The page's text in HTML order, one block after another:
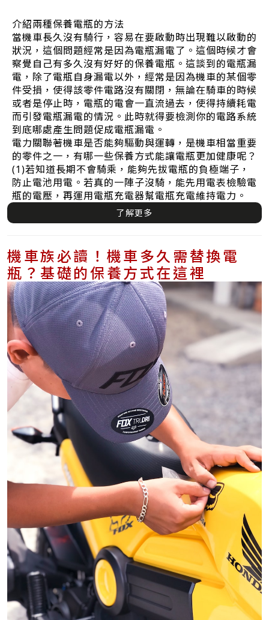
介紹兩種保養電瓶的方法
當機車長久沒有騎行，容易在要啟動時出現難以啟動的
狀況，這個問題經常是因為電瓶漏電了。這個時候才會
察覺自己有多久沒有好好的保養電瓶。這談到的電瓶漏
電，除了電瓶自身漏電以外，經常是因為機車的某個零
件受損，使得該零件電路沒有關閉，無論在騎車的時候
或者是停止時，電瓶的電會一直流過去，使得持續耗電
而引發電瓶漏電的情況。此時就得要檢測你的電路系統
到底哪處產生問題促成電瓶漏電。
電力關聯著機車是否能夠驅動與運轉，是機車相當重要
的零件之一，有哪一些保養方式能讓電瓶更加健康呢？
(1)若知道長期不會騎乘，能夠先拔電瓶的負極端子，
防止電池用電。若真的一陣子沒騎，能先用電表檢驗電
瓶的電壓，再運用電瓶充電器幫電瓶充電維持電力。
了解更多
機車族必讀！機車多久需替換電
瓶？基礎的保養方式在這裡